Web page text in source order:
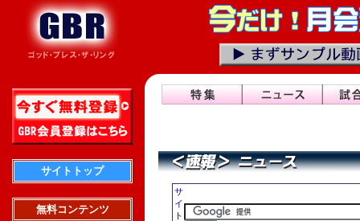
サイトトップ
無料コンテンツ
サ
イ
ト